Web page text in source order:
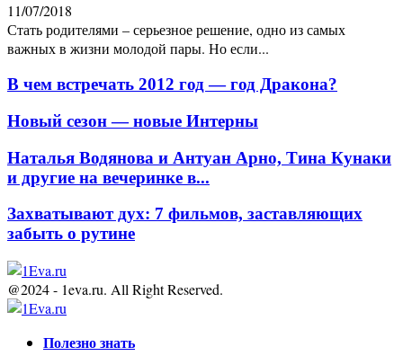
11/07/2018
Стать родителями – серьезное решение, одно из самых
важных в жизни молодой пары. Но если...
В чем встречать 2012 год — год Дракона?
Новый сезон — новые Интерны
Наталья Водянова и Антуан Арно, Тина Кунаки
и другие на вечеринке в...
Захватывают дух: 7 фильмов, заставляющих
забыть о рутине
@2024 - 1eva.ru. All Right Reserved.
Полезно знать